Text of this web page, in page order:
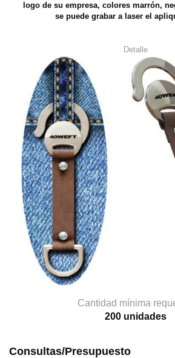
logo de su empresa, colores marrón,
se puede grabar a laser el
Detalle
Cantidad mínima
200 unidades
Consultas/Presupuesto